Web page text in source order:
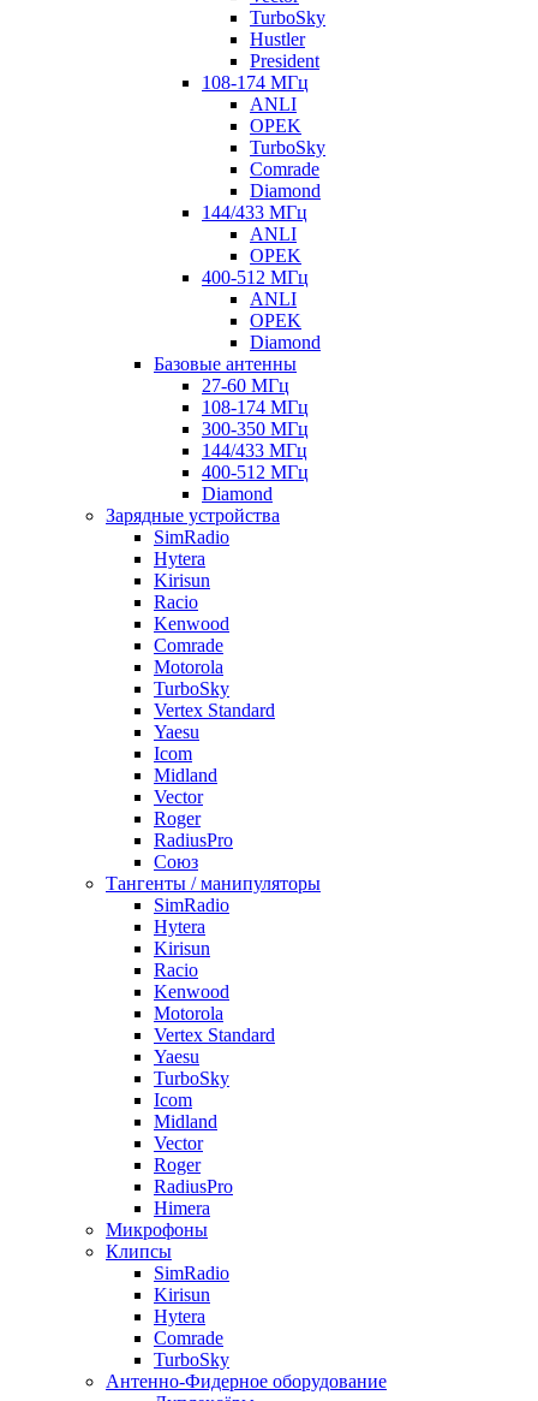
TurboSky
Hustler
President
108-174 МГц
ANLI
OPEK
TurboSky
Comrade
Diamond
144/433 МГц
ANLI
OPEK
400-512 МГц
ANLI
OPEK
Diamond
Базовые антенны
27-60 МГц
108-174 МГц
300-350 МГц
144/433 МГц
400-512 МГц
Diamond
Зарядные устройства
SimRadio
Hytera
Kirisun
Racio
Kenwood
Comrade
Motorola
TurboSky
Vertex Standard
Yaesu
Icom
Midland
Vector
Roger
RadiusPro
Союз
Тангенты / манипуляторы
SimRadio
Hytera
Kirisun
Racio
Kenwood
Motorola
Vertex Standard
Yaesu
TurboSky
Icom
Midland
Vector
Roger
RadiusPro
Himera
Микрофоны
Клипсы
SimRadio
Kirisun
Hytera
Comrade
TurboSky
Антенно-Фидерное оборудование